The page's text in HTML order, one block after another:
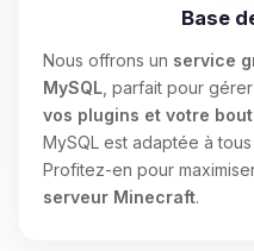
Base
Nous offrons un service
MySQL , parfait pour
vos plugins et votre
MySQL est adaptée à
Profitez-en pour
serveur Minecraft.